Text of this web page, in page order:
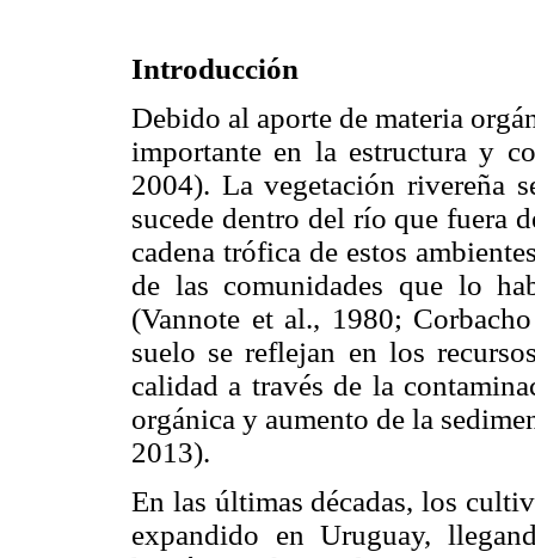
Introducción
Debido al aporte de materia
importante en la estructura y
2004). La vegetación rivereña
sucede dentro del río que fuera
cadena trófica de estos
de las comunidades que lo
(Vannote et al., 1980;
suelo se reflejan en los
calidad a través de la
orgánica y aumento de la
2013).
En las últimas décadas, los
expandido en Uruguay,